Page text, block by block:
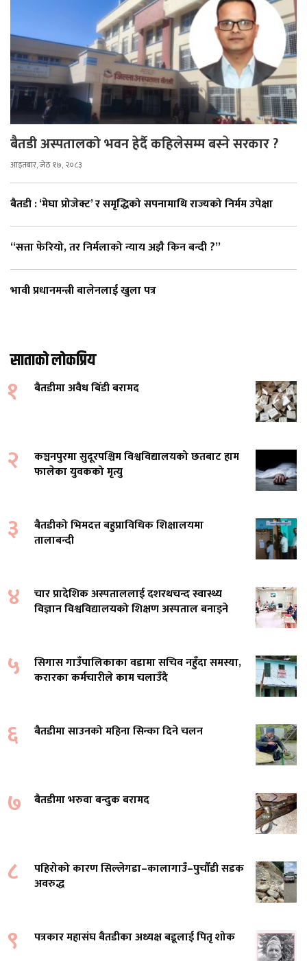
बैतडी अस्पतालको भवन हेर्दै कहिलेसम्म बस्ने सरकार ?
आइतबार, जेठ १७, २०८३
बैतडी : ‘मेघा प्रोजेक्ट’ र समृद्धिको सपनामाथि राज्यको निर्मम उपेक्षा
“सत्ता फेरियो, तर निर्मलाको न्याय अझै किन बन्दी ?”
भावी प्रधानमन्त्री बालेनलाई खुला पत्र
साताको लोकप्रिय
१ बैतडीमा अवैध बिँडी बरामद
२
कञ्चनपुरमा सुदूरपश्चिम विश्वविद्यालयको छतबाट हाम
फालेका युवकको मृत्यु
३
बैतडीको भिमदत्त बहुप्राविधिक शिक्षालयमा
तालाबन्दी
४
चार प्रादेशिक अस्पताललाई दशरथचन्द स्वास्थ्य
विज्ञान विश्वविद्यालयको शिक्षण अस्पताल बनाइने
५
सिगास गाउँपालिकाका वडामा सचिव नहुँदा समस्या,
करारका कर्मचारीले काम चलाउँदै
६ बैतडीमा साउनको महिना सिन्का दिने चलन
७ बैतडीमा भरुवा बन्दुक बरामद
८
पहिरोको कारण सिल्लेगडा–कालागाउँ–पुर्चौंडी सडक
अवरुद्ध
९ पत्रकार महासंघ बैतडीका अध्यक्ष बडूलाई पितृ शोक